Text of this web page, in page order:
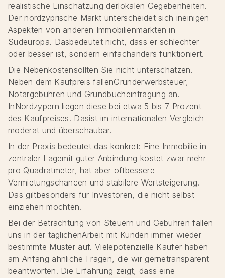
realistische Einschätzung derlokalen Gegebenheiten.
Der nordzyprische Markt unterscheidet sich ineinigen
Aspekten von anderen Immobilienmärkten in
Südeuropa. Dasbedeutet nicht, dass er schlechter
oder besser ist, sondern einfachanders funktioniert.
Die Nebenkostensollten Sie nicht unterschätzen.
Neben dem Kaufpreis fallenGrunderwerbsteuer,
Notargebühren und Grundbucheintragung an.
InNordzypern liegen diese bei etwa 5 bis 7 Prozent
des Kaufpreises. Dasist im internationalen Vergleich
moderat und überschaubar.
In der Praxis bedeutet das konkret: Eine Immobilie in
zentraler Lagemit guter Anbindung kostet zwar mehr
pro Quadratmeter, hat aber oftbessere
Vermietungschancen und stabilere Wertsteigerung.
Das giltbesonders für Investoren, die nicht selbst
einziehen möchten.
Bei der Betrachtung von Steuern und Gebühren fallen
uns in der täglichenArbeit mit Kunden immer wieder
bestimmte Muster auf. Vielepotenzielle Käufer haben
am Anfang ähnliche Fragen, die wir gernetransparent
beantworten. Die Erfahrung zeigt, dass eine